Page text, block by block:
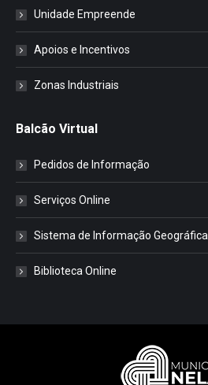
Unidade Empreende
Apoios e Incentivos
Zonas Industriais
Balcão Virtual
Pedidos de Informação
Serviços Online
Sistema de Informação Geográfica
Biblioteca Online